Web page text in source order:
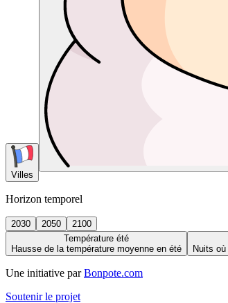
Villes
Horizon temporel
2030 2050
2100
Température été
Hausse de la température moyenne en été
Nuits
Une initiative par Bonpote.com
Soutenir le projet